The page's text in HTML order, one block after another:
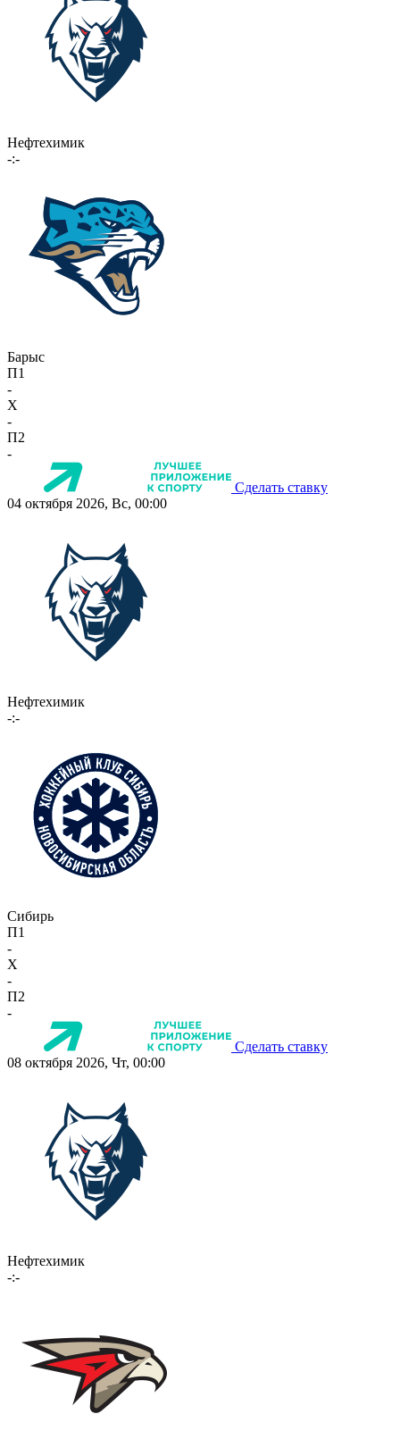
Нефтехимик
-:-
Барыс
П1
-
X
-
П2
-
Сделать ставку
04 октября 2026, Вс, 00:00
Нефтехимик
-:-
Сибирь
П1
-
X
-
П2
-
Сделать ставку
08 октября 2026, Чт, 00:00
Нефтехимик
-:-